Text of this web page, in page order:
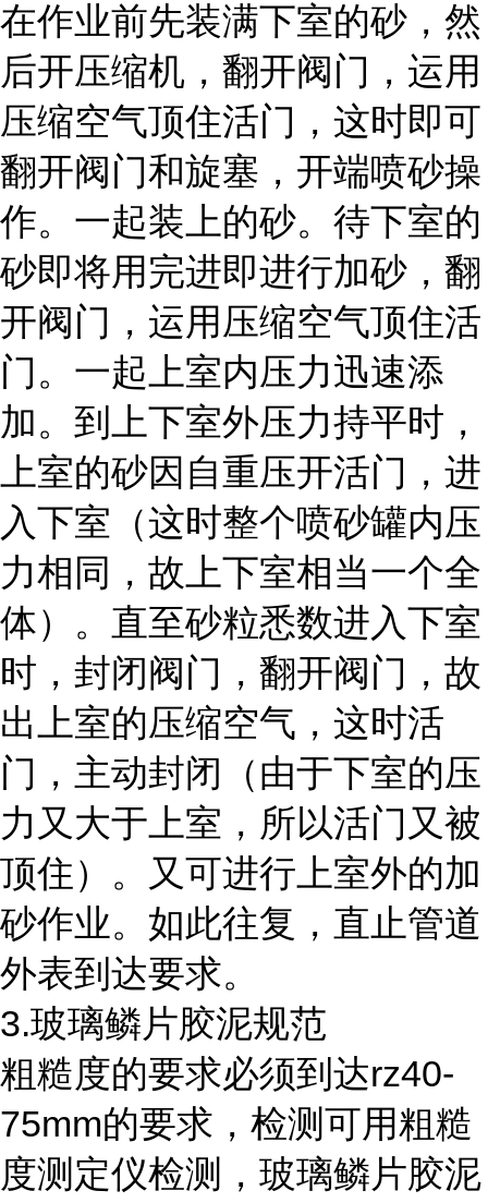
在作业前先装满下室的砂，然
后开压缩机，翻开阀门，运用
压缩空气顶住活门，这时即可
翻开阀门和旋塞，开端喷砂操
作。一起装上的砂。待下室的
砂即将用完进即进行加砂，翻
开阀门，运用压缩空气顶住活
门。一起上室内压力迅速添
加。到上下室外压力持平时，
上室的砂因自重压开活门，进
入下室（这时整个喷砂罐内压
力相同，故上下室相当一个全
体）。直至砂粒悉数进入下室
时，封闭阀门，翻开阀门，故
出上室的压缩空气，这时活
门，主动封闭（由于下室的压
力又大于上室，所以活门又被
顶住）。又可进行上室外的加
砂作业。如此往复，直止管道
外表到达要求。
3.玻璃鳞片胶泥规范
粗糙度的要求必须到达rz40-
75mm的要求，检测可用粗糙
度测定仪检测，玻璃鳞片胶泥